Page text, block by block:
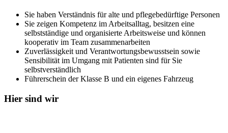
Sie haben Verständnis für alte und pflegebedürftige Personen
Sie zeigen Kompetenz im Arbeitsalltag, besitzen eine
selbstständige und organisierte Arbeitsweise und können
kooperativ im Team zusammenarbeiten
Zuverlässigkeit und Verantwortungsbewusstsein sowie
Sensibilität im Umgang mit Patienten sind für Sie
selbstverständlich
Führerschein der Klasse B und ein eigenes Fahrzeug
Hier sind wir